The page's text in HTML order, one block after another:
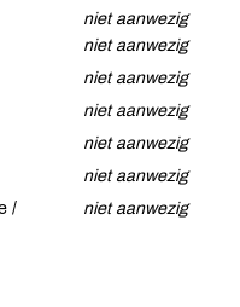
niet aanwezig
niet aanwezig
niet aanwezig
niet aanwezig
niet aanwezig
niet aanwezig
/
niet aanwezig